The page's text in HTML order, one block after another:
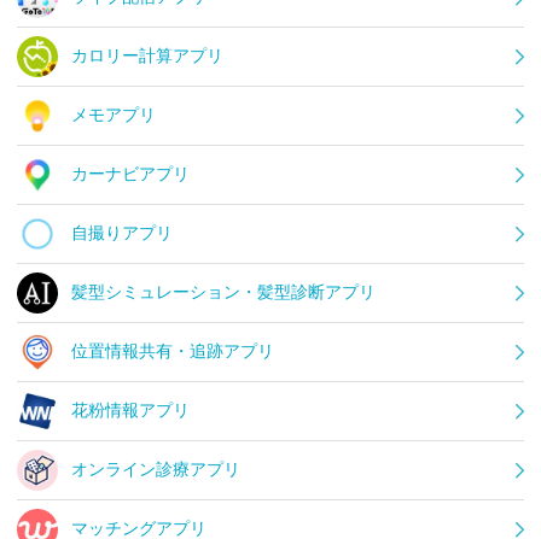
カロリー計算アプリ
メモアプリ
カーナビアプリ
自撮りアプリ
髪型シミュレーション・髪型診断アプリ
位置情報共有・追跡アプリ
花粉情報アプリ
オンライン診療アプリ
マッチングアプリ